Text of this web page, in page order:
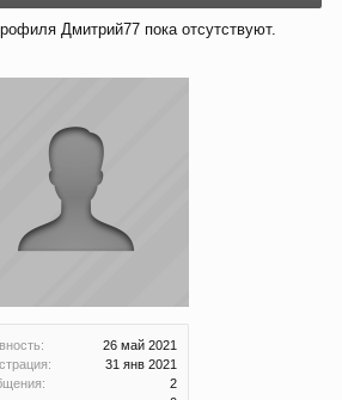
26 май 2021
31 янв 2021
2
Дмитрий77 пока отсутствуют.